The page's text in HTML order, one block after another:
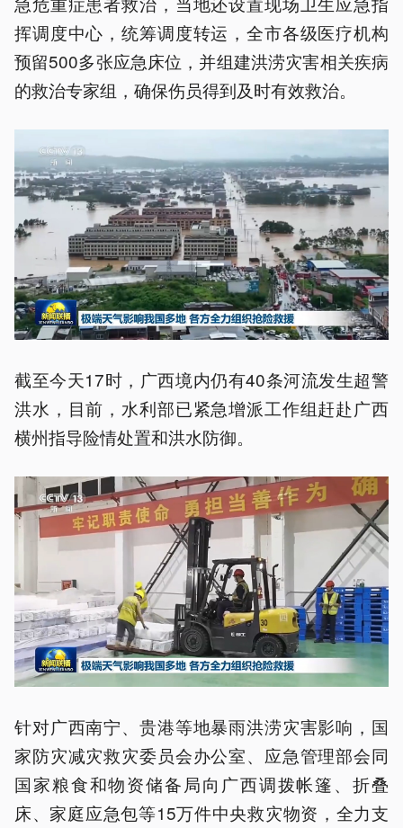
挥调度中心，统筹调度转运，全市各级医疗机构
预留500多张应急床位，并组建洪涝灾害相关疾病
的救治专家组，确保伤员得到及时有效救治。
截至今天17时，广西境内仍有40条河流发生超警
洪水，目前，水利部已紧急增派工作组赶赴广西
横州指导险情处置和洪水防御。
针对广西南宁、贵港等地暴雨洪涝灾害影响，国
家防灾减灾救灾委员会办公室、应急管理部会同
国家粮食和物资储备局向广西调拨帐篷、折叠
床、家庭应急包等15万件中央救灾物资，全力支